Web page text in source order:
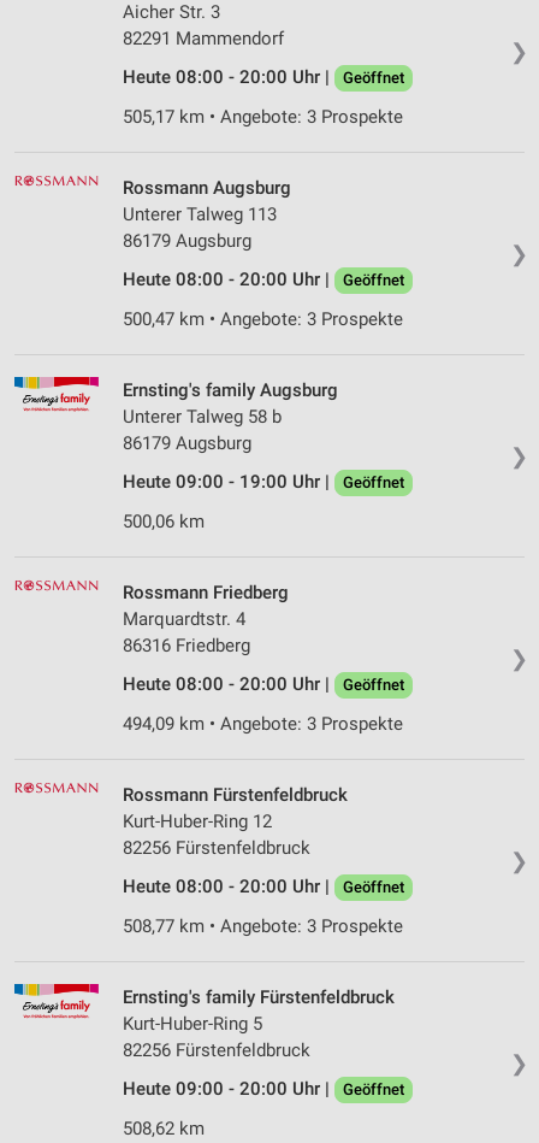
❯
Aicher Str. 3
82291 Mammendorf
Heute 08:00 - 20:00 Uhr |
Geöffnet
505,17 km • Angebote: 3 Prospekte
❯
Rossmann Augsburg
Unterer Talweg 113
86179 Augsburg
Heute 08:00 - 20:00 Uhr |
Geöffnet
500,47 km • Angebote: 3 Prospekte
❯
Ernsting's family Augsburg
Unterer Talweg 58 b
86179 Augsburg
Heute 09:00 - 19:00 Uhr |
Geöffnet
500,06 km
❯
Rossmann Friedberg
Marquardtstr. 4
86316 Friedberg
Heute 08:00 - 20:00 Uhr |
Geöffnet
494,09 km • Angebote: 3 Prospekte
❯
Rossmann Fürstenfeldbruck
Kurt-Huber-Ring 12
82256 Fürstenfeldbruck
Heute 08:00 - 20:00 Uhr |
Geöffnet
508,77 km • Angebote: 3 Prospekte
❯
Ernsting's family Fürstenfeldbruck
Kurt-Huber-Ring 5
82256 Fürstenfeldbruck
Heute 09:00 - 20:00 Uhr |
Geöffnet
508,62 km